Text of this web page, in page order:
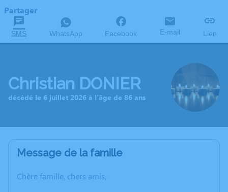
Partager
SMS WhatsApp Facebook E-mail Lien
Christian DONIER
décédé le 6 juillet 2026 à l'âge de 86 ans
Message de la famille
Chère famille, chers amis,